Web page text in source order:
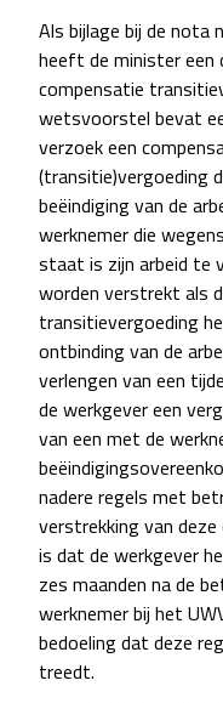
Als bijlage bij de nota
heeft de minister een
compensatie
wetsvoorstel bevat
verzoek een
(transitie)vergoeding
beëindiging van de
werknemer die
staat is zijn arbeid te
worden verstrekt als
transitievergoeding
ontbinding van de
verlengen van een
de werkgever een
van een met de
nadere regels met
verstrekking van
is dat de werkgever
zes maanden na de
werknemer bij het
bedoeling dat deze
treedt.